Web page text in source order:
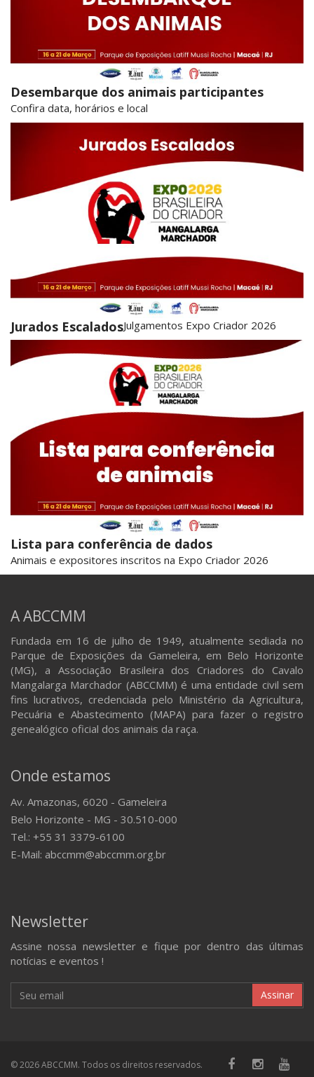
Desembarque dos animais participantes
Confira data, horários e local
Jurados EscaladosJulgamentos Expo Criador 2026
Lista para conferência de dados
Animais e expositores inscritos na Expo Criador 2026
A ABCCMM
Fundada em 16 de julho de 1949, atualmente sediada no
Parque de Exposições da Gameleira, em Belo Horizonte
(MG), a Associação Brasileira dos Criadores do Cavalo
Mangalarga Marchador (ABCCMM) é uma entidade civil sem
fins lucrativos, credenciada pelo Ministério da Agricultura,
Pecuária e Abastecimento (MAPA) para fazer o registro
genealógico oficial dos animais da raça.
Onde estamos
Av. Amazonas, 6020 - Gameleira
Belo Horizonte - MG - 30.510-000
Tel.: +55 31 3379-6100
E-Mail: abccmm@abccmm.org.br
Newsletter
Assine nossa newsletter e fique por dentro das últimas
notícias e eventos !
Assinar
© 2026 ABCCMM. Todos os direitos reservados.